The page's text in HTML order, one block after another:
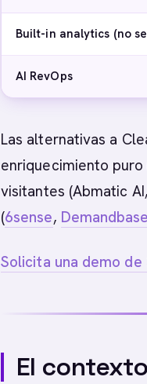
Built-in analytics (no
AI RevOps
Las alternativas a
enriquecimiento puro
visitantes (Abmatic AI,
(6sense,
Solicita una demo
El